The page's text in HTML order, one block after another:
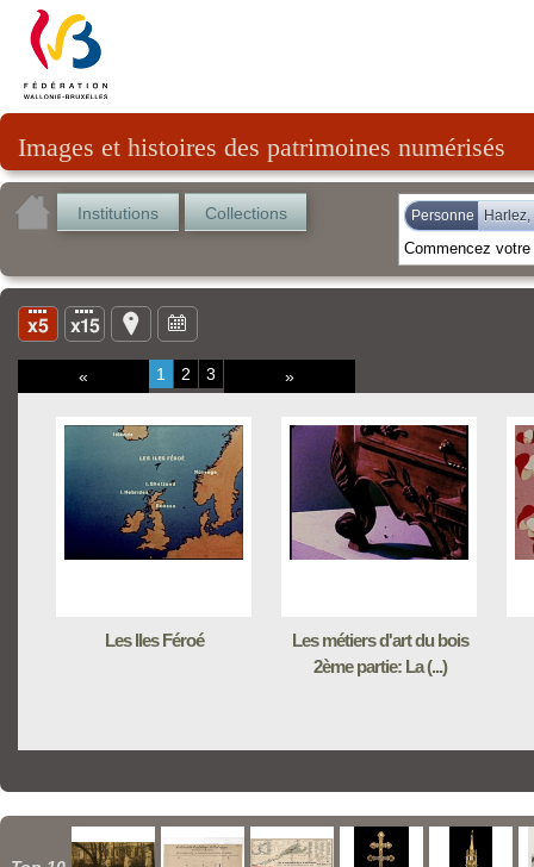
Images et histoires des patrimoines numérisés
Institutions Collections Personne
« 1 2 3 »
Les Iles Féroé
Les métiers d'art du bois
2ème partie: La (...)